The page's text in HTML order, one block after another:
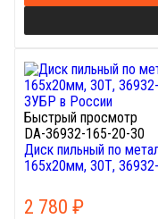
Быстрый просмотр
DA-36932-165-20-30
Диск пильный по
165х20мм, 30Т,
2 780 ₽